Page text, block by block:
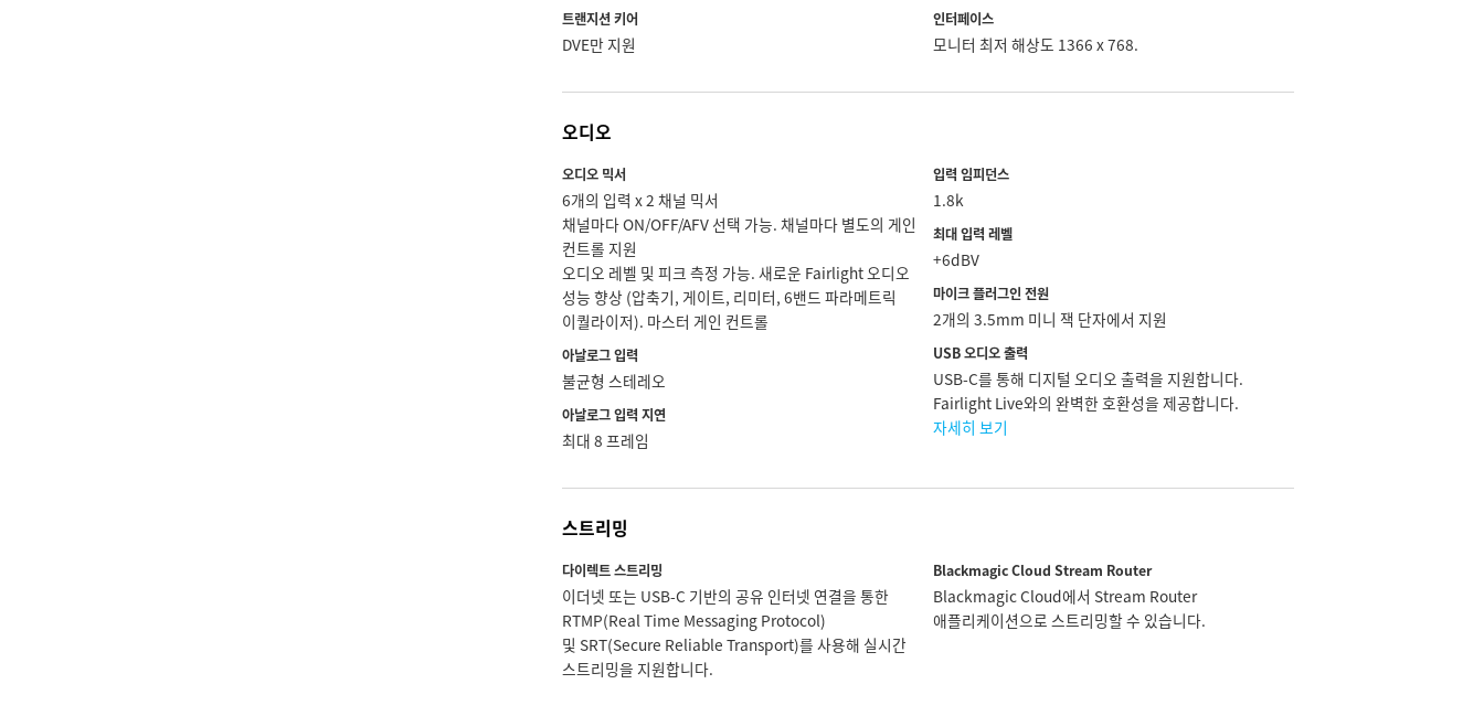
트랜지션 키어
DVE만 지원
인터페이스
모니터 최저 해상도 1366 x 768.
오디오
오디오 믹서
6개의 입력 x 2 채널 믹서
채널마다 ON/OFF/AFV 선택 가능. 채널마다 별도의 게인
컨트롤 지원
오디오 레벨 및 피크 측정 가능. 새로운 Fairlight 오디오
성능 향상 (압축기, 게이트, 리미터, 6밴드 파라메트릭
이퀄라이저). 마스터 게인 컨트롤
아날로그 입력
불균형 스테레오
아날로그 입력 지연
최대 8 프레임
입력 임피던스
1.8k
최대 입력 레벨
+6dBV
마이크 플러그인 전원
2개의 3.5mm 미니 잭 단자에서 지원
USB 오디오 출력
USB-C를 통해 디지털 오디오 출력을 지원합니다.
Fairlight Live와의 완벽한 호환성을 제공합니다.
자세히 보기
스트리밍
다이렉트 스트리밍
이더넷 또는 USB-C 기반의 공유 인터넷 연결을 통한
RTMP(Real Time Messaging Protocol)
및 SRT(Secure Reliable Transport)를 사용해 실시간
스트리밍을 지원합니다.
Blackmagic Cloud Stream Router
Blackmagic Cloud에서 Stream Router
애플리케이션으로 스트리밍할 수 있습니다.